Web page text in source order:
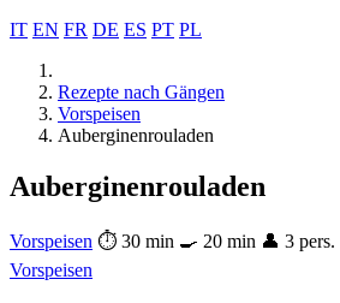
IT EN FR DE ES PT PL
Rezepte nach Gängen
Vorspeisen
Auberginenrouladen
Auberginenrouladen
Vorspeisen ⏱ 30 min 🍳 20 min 👤 3 pers.
Vorspeisen